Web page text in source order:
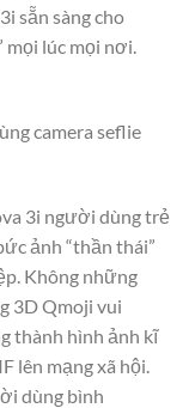
sẵn sàng cho
mọi lúc mọi nơi.
camera seflie
3i người dùng trẻ
ảnh “thần thái”
Không những
3D Qmoji vui
thành hình ảnh kĩ
lên mạng xã hội.
dùng bình